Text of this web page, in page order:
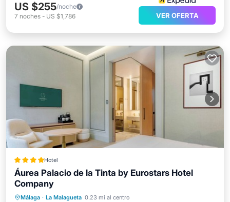
US $255/noche
7 noches - US $1,786 VER OFERTA
Hotel
Áurea Palacio de la Tinta by Eurostars Hotel
Company
Málaga · La Malagueta 0.23 mi al centro
Desayuno Aparcamiento